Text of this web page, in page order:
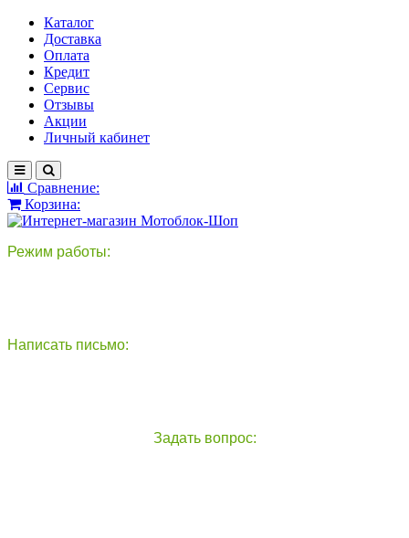
Каталог
Доставка
Оплата
Кредит
Сервис
Отзывы
Акции
Личный кабинет
Сравнение:
Корзина:
Режим работы:
Написать письмо:
Задать вопрос: